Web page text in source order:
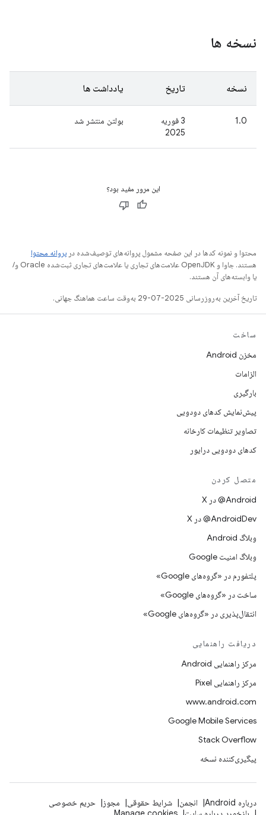
نسخه ها
نسخه تاریخ یادداشت ها
1.0
3 فوریه
2025
بولتن منتشر شد
این مرور مفید بود؟
محتوا و نمونه کدها در این صفحه مشمول پروانه‌های توصیف‌شده در پروانه محتوا
هستند. جاوا و OpenJDK علامت‌های تجاری یا علامت‌های تجاری ثبت‌شده Oracle و/
یا وابسته‌های آن هستند.
تاریخ آخرین به‌روزرسانی 2025-07-29 به‌وقت ساعت هماهنگ جهانی.
ساخت
مخزن Android
الزامات
بارگیری
پیش‌نمایش کدهای دودویی
تصاویر تنظیمات کارخانه
کدهای دودویی درایور
متصل کردن
‫‎@Android در X
‫‎@AndroidDev در X
وبلاگ Android
وبلاگ امنیت Google
پلتفورم در «گروه‌های Google»
ساخت در «گروه‌های Google»
انتقال‌پذیری در «گروه‌های Google»
دریافت راهنمایی
مرکز راهنمایی Android
مرکز راهنمایی Pixel
www.android.com
Google Mobile Services
Stack Overflow
پیگیری‌کننده نسخه
درباره Android انجمن شرایط حقوقی مجوز
حریم خصوصی